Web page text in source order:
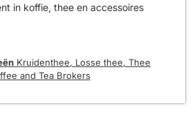
in koffie, thee en accessoires
Kruidenthee, Losse thee, Thee
and Tea Brokers